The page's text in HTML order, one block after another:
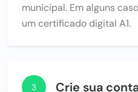
municipal. Em alguns
um certificado digital A1.
3 Crie sua